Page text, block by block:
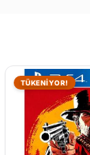
TÜKENİYOR!